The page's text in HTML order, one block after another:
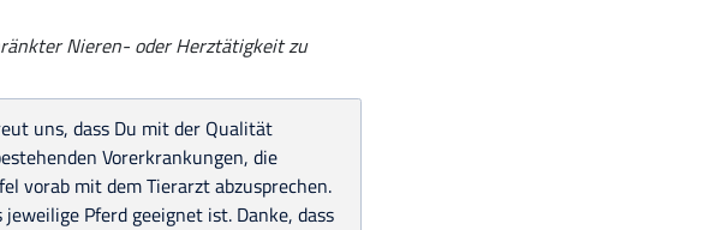
Nieren- oder Herztätigkeit zu
uns, dass Du mit der Qualität
Vorerkrankungen, die
vorab mit dem Tierarzt abzusprechen.
Pferd geeignet ist. Danke, dass